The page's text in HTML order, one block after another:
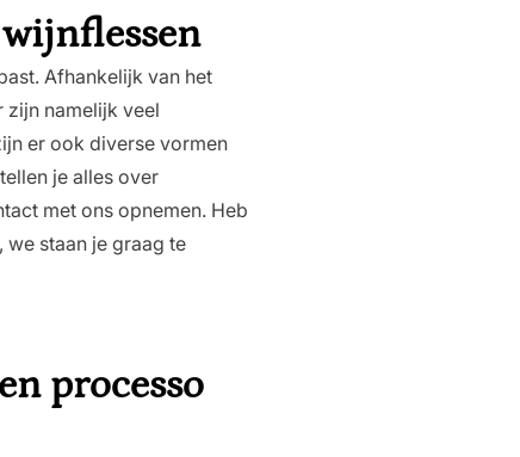
Afhankelijk van het
zijn namelijk veel
er ook diverse vormen
je alles over
met ons opnemen. Heb
we staan je graag te
processo